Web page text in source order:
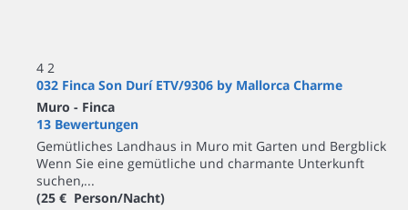
4 2
032 Finca Son Durí ETV/9306 by Mallorca Charme
Muro - Finca
13 Bewertungen
Gemütliches Landhaus in Muro mit Garten und Bergblick
Wenn Sie eine gemütliche und charmante Unterkunft
suchen,...
(25 € Person/Nacht)